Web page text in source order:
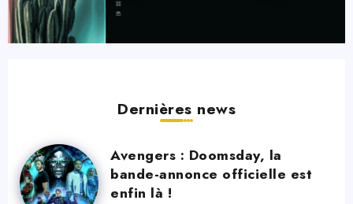
Dernières news
Avengers : Doomsday, la
bande-annonce officielle est
enfin là !